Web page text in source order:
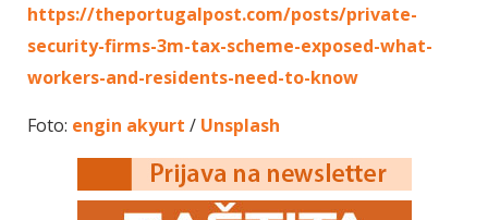
https://theportugalpost.com/posts/private-
security-firms-3m-tax-scheme-exposed-what-
workers-and-residents-need-to-know
Foto: engin akyurt / Unsplash